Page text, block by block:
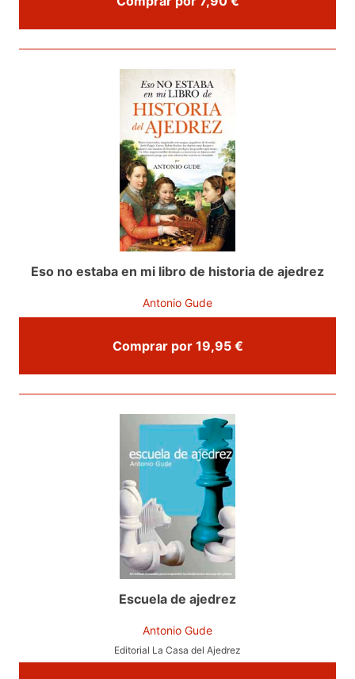
Eso no estaba en mi libro de historia de ajedrez
Antonio Gude
Comprar por 19,95 €
Escuela de ajedrez
Antonio Gude
Editorial La Casa del Ajedrez